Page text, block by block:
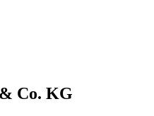
Co. KG